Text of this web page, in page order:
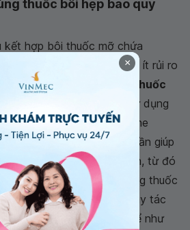
thuốc bôi hẹp bao quy
kết hợp bôi thuốc mỡ chứa
dễ sử dụng, giá thành rẻ, ít rủi ro
so với phẫu thuật. Loại
thuốc
ở trẻ em
thường được sử dụng
có chứa Betamethasone
kem steroid trong 4 - 6 tuần giúp
da, khiến da mỏng hơn, từ đó
dàng hơn. Khi không dùng thuốc
trở lại. Thuốc chỉ phát huy tác
tập kéo căng da, cụ thể như
×